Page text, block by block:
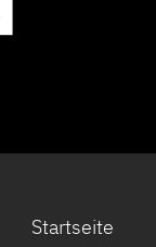
Startseite